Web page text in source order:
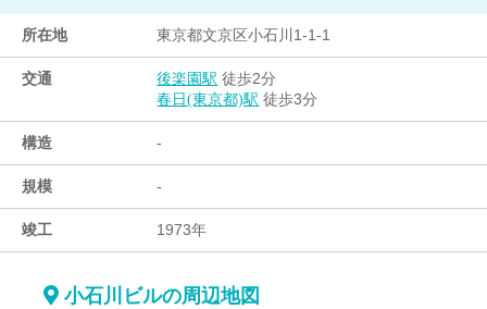
所在地 東京都文京区小石川1-1-1
交通 後楽園駅 徒歩2分
春日(東京都)駅 徒歩3分
構造 -
規模 -
竣工 1973年
小石川ビルの周辺地図